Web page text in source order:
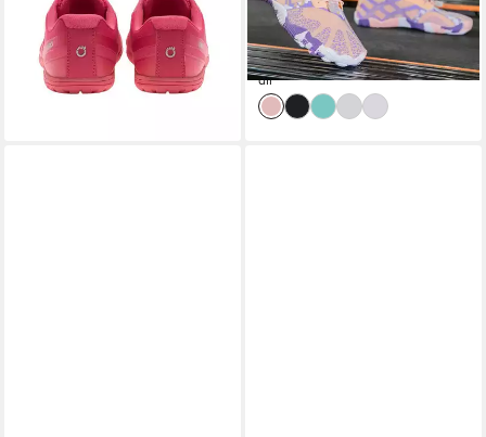
lieferbar - in 2-3 Werktagen bei dir
Wassersport
(40,99 €/ 1 Paar)
-13%
lieferbar - in 8-10 Werktagen bei
dir